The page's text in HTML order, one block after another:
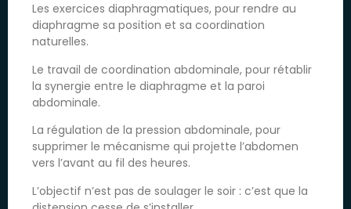
Les exercices diaphragmatiques, pour rendre au
diaphragme sa position et sa coordination
naturelles.
Le travail de coordination abdominale, pour rétablir
la synergie entre le diaphragme et la paroi
abdominale.
La régulation de la pression abdominale, pour
supprimer le mécanisme qui projette l’abdomen
vers l’avant au fil des heures.
L’objectif n’est pas de soulager le soir : c’est que la